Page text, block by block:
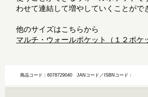
わせて連結して増やしていくことがで
他のサイズはこちらから
マルチ・ウォールポケット（１２ポケ
商品コード：6078729040JANコード／ISBNコード：